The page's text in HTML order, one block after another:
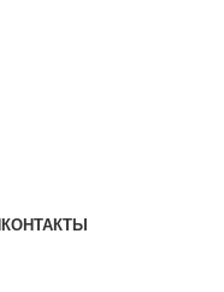
КОНТАКТЫ